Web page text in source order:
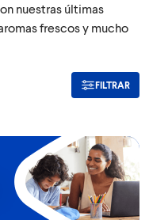
nuestras últimas
frescos y mucho
FILTRAR